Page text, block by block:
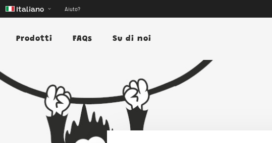
Aiuto?
Italiano
Prodotti FAQs Su di noi